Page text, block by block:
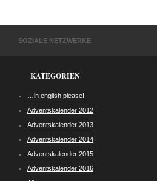
SOZIALE NETZWERKE
KATEGORIEN
…in english please!
Adventskalender 2012
Adventskalender 2013
Adventskalender 2014
Adventskalender 2015
Adventskalender 2016